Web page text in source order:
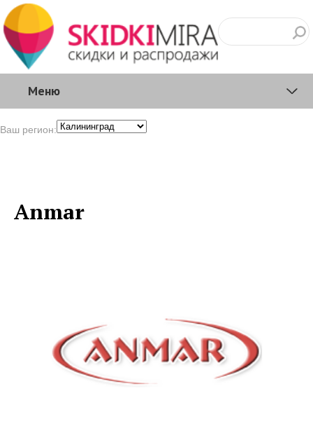
Меню
Ваш регион:
Anmar